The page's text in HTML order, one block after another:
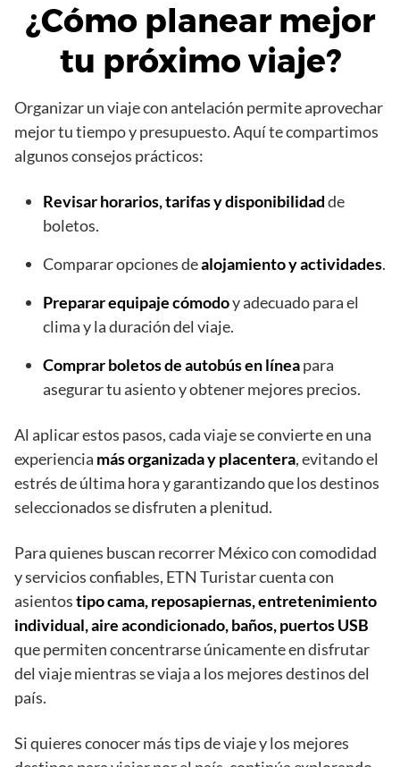
¿Cómo planear mejor
tu próximo viaje?
Organizar un viaje con antelación permite aprovechar
mejor tu tiempo y presupuesto. Aquí te compartimos
algunos consejos prácticos:
Revisar horarios, tarifas y disponibilidadde
boletos.
Comparar opciones dealojamiento y actividades.
Preparar equipaje cómodoy adecuado para el
clima y la duración del viaje.
Comprarboletos de autobús en líneapara
asegurar tu asiento y obtener mejores precios.
Al aplicar estos pasos, cada viaje se convierte en una
experiencia más organizada y placentera, evitando el
estrés de última hora y garantizando que los destinos
seleccionados se disfruten a plenitud.
Para quienes buscan recorrer México con comodidad
y servicios confiables, ETN Turistar cuenta con
asientostipo cama, reposapiernas, entretenimiento
individual, aire acondicionado, baños, puertos USB
que permiten concentrarse únicamente en disfrutar
del viaje mientras se viaja a los mejores destinos del
país.
Si quieres conocer más tips de viaje y los mejores